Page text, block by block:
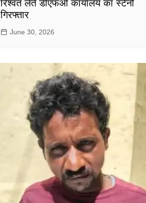
रिश्वत लेते डीएफओ कार्यालय का स्टेनो
गिरफ्तार
June 30, 2026